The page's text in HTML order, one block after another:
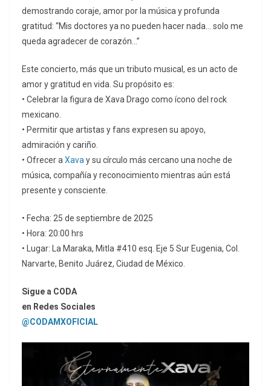
demostrando coraje, amor por la música y profunda
gratitud: “Mis doctores ya no pueden hacer nada… solo me
queda agradecer de corazón…”
Este concierto, más que un tributo musical, es un acto de
amor y gratitud en vida. Su propósito es:
• Celebrar la figura de Xava Drago como ícono del rock
mexicano.
• Permitir que artistas y fans expresen su apoyo,
admiración y cariño.
• Ofrecer a Xava y su círculo más cercano una noche de
música, compañía y reconocimiento mientras aún está
presente y consciente.
• Fecha: 25 de septiembre de 2025
• Hora: 20:00 hrs
• Lugar: La Maraka, Mitla #410 esq. Eje 5 Sur Eugenia, Col.
Narvarte, Benito Juárez, Ciudad de México.
Sigue a CODA
en Redes Sociales
@CODAMXOFICIAL